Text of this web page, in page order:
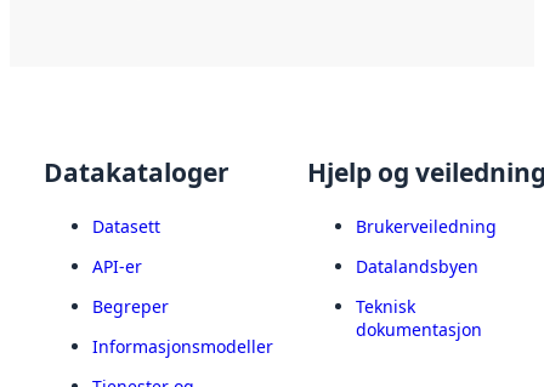
Datakataloger
Datasett
API-er
Begreper
Informasjonsmodeller
Hjelp og
Brukerveiledning
Datalandsbyen
Teknisk
dokumentasjon